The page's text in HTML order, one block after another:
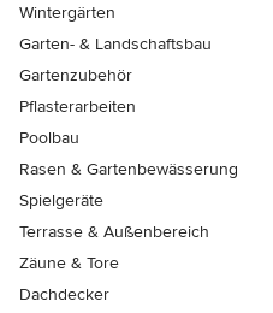
Wintergärten
Garten- & Landschaftsbau
Gartenzubehör
Pflasterarbeiten
Poolbau
Rasen & Gartenbewässerung
Spielgeräte
Terrasse & Außenbereich
Zäune & Tore
Dachdecker